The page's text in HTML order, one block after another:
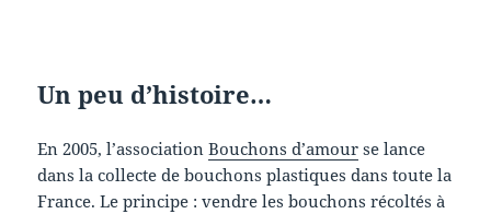
Un peu d’histoire…
En 2005, l’associationBouchons d’amour se lance
dans la collecte de bouchons plastiques dans toute la
France. Le principe : vendre les bouchons récoltés à